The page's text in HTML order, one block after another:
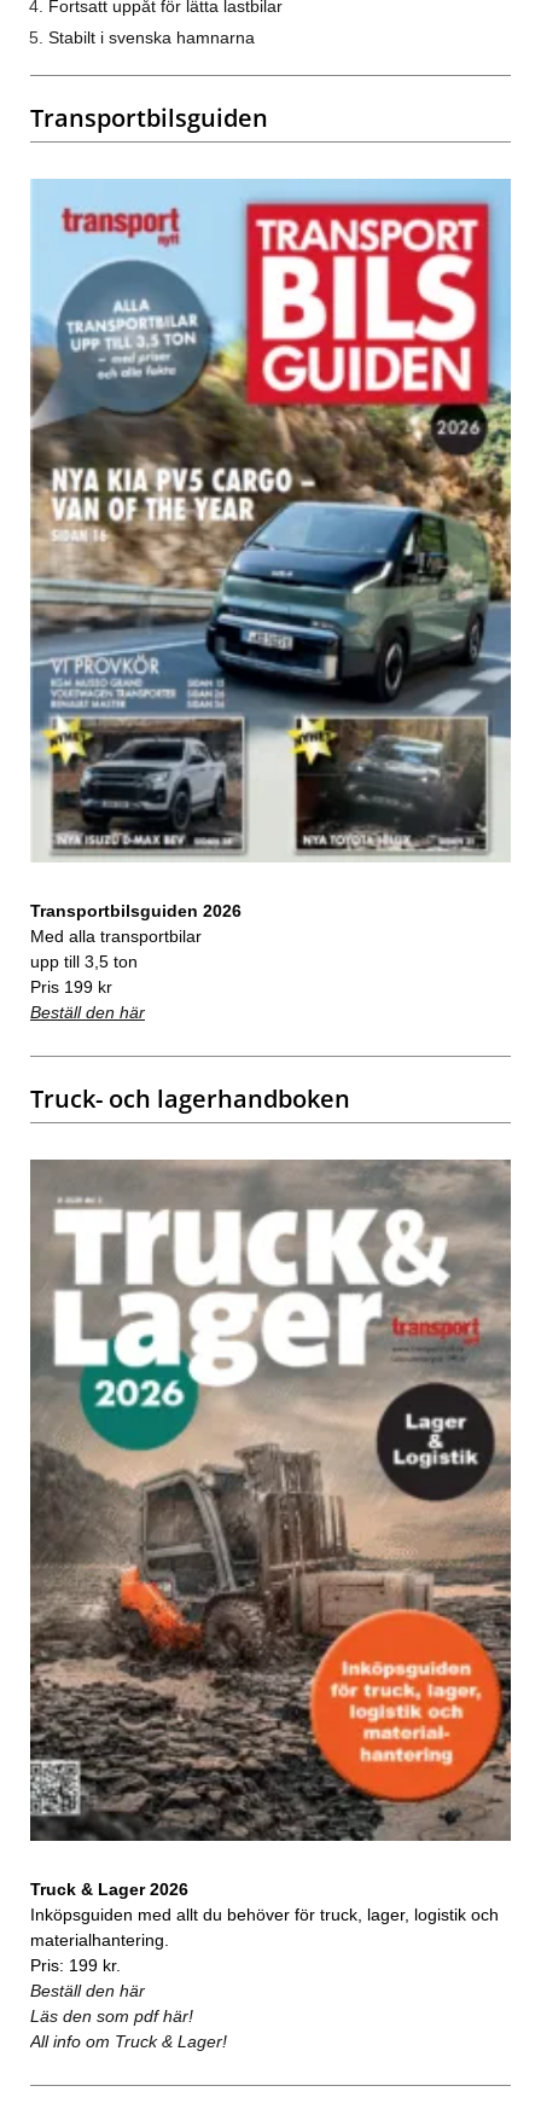
Fortsatt uppåt för lätta lastbilar
Stabilt i svenska hamnarna
Transportbilsguiden
Transportbilsguiden 2026
Med alla transportbilar
upp till 3,5 ton
Pris 199 kr
Beställ den här
Truck- och lagerhandboken
Truck & Lager 2026
Inköpsguiden med allt du behöver för truck, lager, logistik och
materialhantering.
Pris: 199 kr.
Beställ den här
Läs den som pdf här!
All info om Truck & Lager!